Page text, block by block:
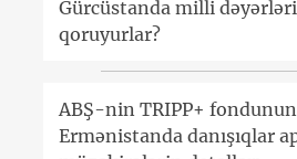
Gürcüstanda milli
qoruyurlar?
ABŞ-nin TRIPP+
Ermənistanda danışıqlar